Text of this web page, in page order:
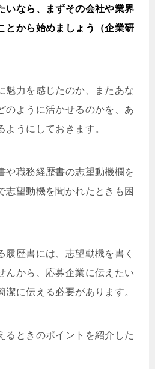
いなら、まずその会社や業界
とから始めましょう（企業研
魅力を感じたのか、またあな
のように活かせるのかを、あ
ようにしておきます。
や職務経歴書の志望動機欄を
志望動機を聞かれたときも困
履歴書には、志望動機を書く
んから、応募企業に伝えたい
潔に伝える必要があります。
るときのポイントを紹介した